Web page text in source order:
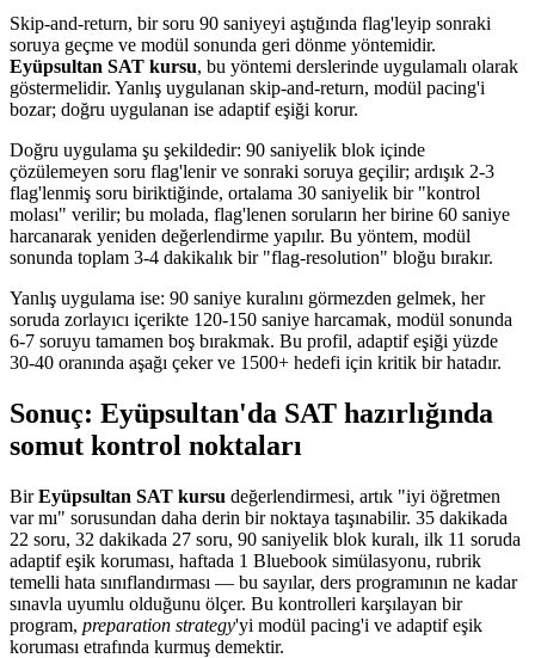
Skip-and-return, bir soru 90 saniyeyi aştığında flag'leyip sonraki
soruya geçme ve modül sonunda geri dönme yöntemidir.
Eyüpsultan SAT kursu, bu yöntemi derslerinde uygulamalı olarak
göstermelidir. Yanlış uygulanan skip-and-return, modül pacing'i
bozar; doğru uygulanan ise adaptif eşiği korur.
Doğru uygulama şu şekildedir: 90 saniyelik blok içinde
çözülemeyen soru flag'lenir ve sonraki soruya geçilir; ardışık 2-3
flag'lenmiş soru biriktiğinde, ortalama 30 saniyelik bir "kontrol
molası" verilir; bu molada, flag'lenen soruların her birine 60 saniye
harcanarak yeniden değerlendirme yapılır. Bu yöntem, modül
sonunda toplam 3-4 dakikalık bir "flag-resolution" bloğu bırakır.
Yanlış uygulama ise: 90 saniye kuralını görmezden gelmek, her
soruda zorlayıcı içerikte 120-150 saniye harcamak, modül sonunda
6-7 soruyu tamamen boş bırakmak. Bu profil, adaptif eşiği yüzde
30-40 oranında aşağı çeker ve 1500+ hedefi için kritik bir hatadır.
Sonuç: Eyüpsultan'da SAT hazırlığında
somut kontrol noktaları
BirEyüpsultan SAT kursu değerlendirmesi, artık "iyi öğretmen
var mı" sorusundan daha derin bir noktaya taşınabilir. 35 dakikada
22 soru, 32 dakikada 27 soru, 90 saniyelik blok kuralı, ilk 11 soruda
adaptif eşik koruması, haftada 1 Bluebook simülasyonu, rubrik
temelli hata sınıflandırması — bu sayılar, ders programının ne kadar
sınavla uyumlu olduğunu ölçer. Bu kontrolleri karşılayan bir
program, preparation strategy'yi modül pacing'i ve adaptif eşik
koruması etrafında kurmuş demektir.